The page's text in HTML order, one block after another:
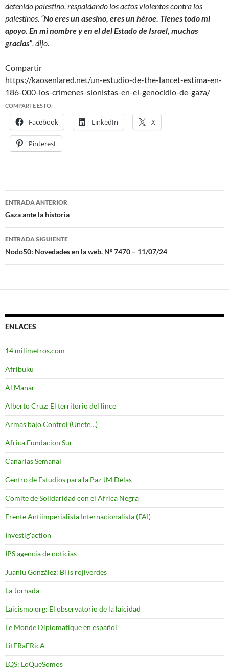
detenido palestino, respaldando los actos violentos contra los
palestinos. “No eres un asesino, eres un héroe. Tienes todo mi
apoyo. En mi nombre y en el del Estado de Israel, muchas
gracias”, dijo.
Compartir
https://kaosenlared.net/un-estudio-de-the-lancet-estima-en-
186-000-los-crimenes-sionistas-en-el-genocidio-de-gaza/
COMPARTE ESTO:
Facebook LinkedIn X
Pinterest
Navegación
de
entradas
ENTRADA ANTERIOR
Gaza ante la historia
ENTRADA SIGUIENTE
Nodo50: Novedades en la web. Nº 7470 – 11/07/24
ENLACES
14 milimetros.com
Afribuku
Al Manar
Alberto Cruz: El territorio del lince
Armas bajo Control (Unete…)
Africa Fundacion Sur
Canarias Semanal
Centro de Estudios para la Paz JM Delas
Comite de Solidaridad con el Africa Negra
Frente Antiimperialista Internacionalista (FAI)
Investig'action
IPS agencia de noticias
Juanlu González: BiTs rojiverdes
La Jornada
Laicismo.org: El observatorio de la laicidad
Le Monde Diplomatique en español
LitERaFRicA
LQS: LoQueSomos